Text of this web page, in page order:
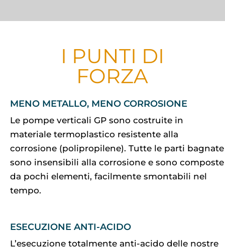
I PUNTI DI
FORZA
MENO METALLO, MENO CORROSIONE
Le pompe verticali GP sono costruite in
materiale termoplastico resistente alla
corrosione (polipropilene). Tutte le parti bagnate
sono insensibili alla corrosione e sono composte
da pochi elementi, facilmente smontabili nel
tempo.
ESECUZIONE ANTI-ACIDO
L’esecuzione totalmente anti-acido delle nostre